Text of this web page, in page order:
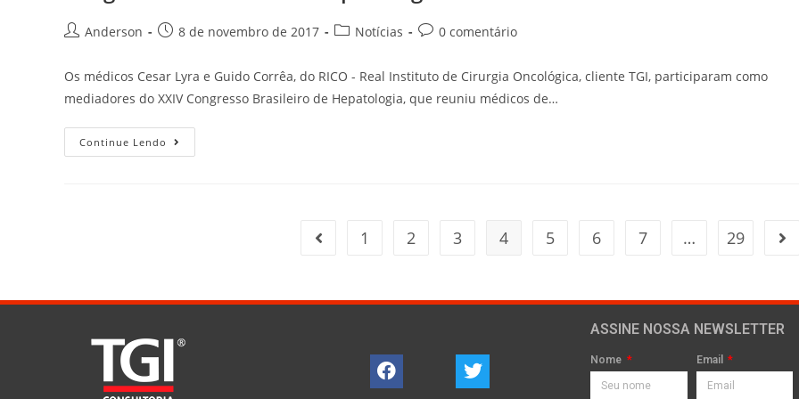
Anderson 8 de novembro de 2017 Notícias 0 comentário
Os médicos Cesar Lyra e Guido Corrêa, do RICO - Real Instituto de Cirurgia Oncológica, cliente TGI, participaram como
mediadores do XXIV Congresso Brasileiro de Hepatologia, que reuniu médicos de…
Continue Lendo
1 2 3 4 5 6 7 … 29
ASSINE NOSSA NEWSLETTER
Nome Email